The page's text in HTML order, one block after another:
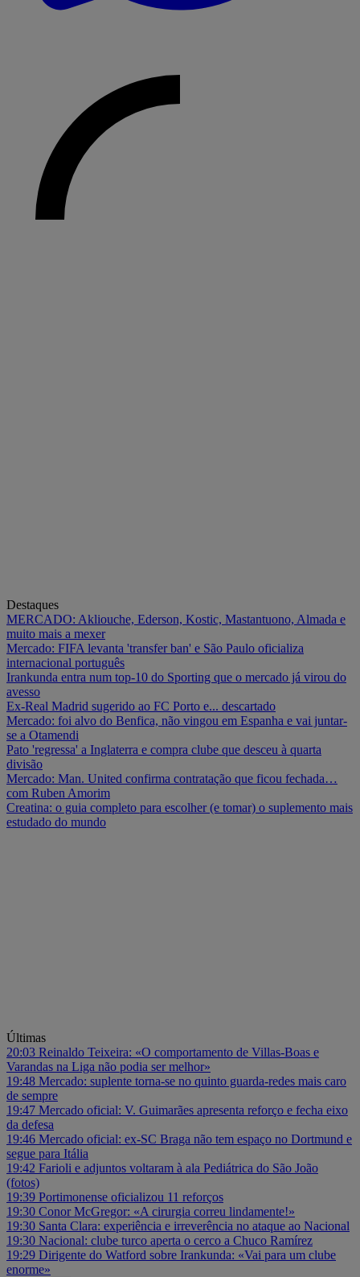
Destaques
MERCADO: Akliouche, Ederson, Kostic, Mastantuono, Almada e
muito mais a mexer
Mercado: FIFA levanta 'transfer ban' e São Paulo oficializa
internacional português
Irankunda entra num top-10 do Sporting que o mercado já virou do
avesso
Ex-Real Madrid sugerido ao FC Porto e... descartado
Mercado: foi alvo do Benfica, não vingou em Espanha e vai juntar-
se a Otamendi
Pato 'regressa' a Inglaterra e compra clube que desceu à quarta
divisão
Mercado: Man. United confirma contratação que ficou fechada…
com Ruben Amorim
Creatina: o guia completo para escolher (e tomar) o suplemento mais
estudado do mundo
Últimas
20:03 Reinaldo Teixeira: «O comportamento de Villas-Boas e
Varandas na Liga não podia ser melhor»
19:48 Mercado: suplente torna-se no quinto guarda-redes mais caro
de sempre
19:47 Mercado oficial: V. Guimarães apresenta reforço e fecha eixo
da defesa
19:46 Mercado oficial: ex-SC Braga não tem espaço no Dortmund e
segue para Itália
19:42 Farioli e adjuntos voltaram à ala Pediátrica do São João
(fotos)
19:39 Portimonense oficializou 11 reforços
19:30 Conor McGregor: «A cirurgia correu lindamente!»
19:30 Santa Clara: experiência e irreverência no ataque ao Nacional
19:30 Nacional: clube turco aperta o cerco a Chuco Ramírez
19:29 Dirigente do Watford sobre Irankunda: «Vai para um clube
enorme»